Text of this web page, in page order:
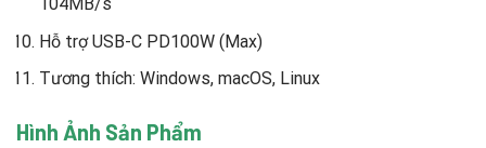
Hỗ trợ USB-C PD100W (Max)
Tương thích: Windows, macOS, Linux
Hình Ảnh Sản Phẩm